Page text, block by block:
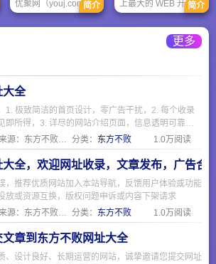
优聚网（youj.com）
是基于知识分享协同
的职场社交平台。我
于社区，帮助初入职
场或期望晋升的职场
还帮助企业构建知识
留存系统及协同系
题，通过相互交换知
助构建学习型组织，
手工作，从而增加运
作效率。
简介
上最大的 WEB 开发者
资源，其中包括全面
的教程、完善的参考
手册以及庞大的代码
库。 W3Cschool 每月
万的页面浏览量。
简介
更多
大全
1. 极致简洁的首页设计，零广告干扰，2. 每个收录
即所得，3. 详尽的网站介绍页面，信息透明可靠，
保收录质量，5. 专注便民服务，覆盖生活全场景
来源：东方不败网址大全 分类： 东方不败 1.0万阅读
全，欢迎网址收录，文章发布，广告合
，推荐优质网站加入本站导航，反馈用户体验或功能
放或资源互换，版权问题申诉或内容下架请求
来源：东方不败网址大全 分类： 东方不败 1.0万阅读
章到东方不败网址大全
、设计良好、长期运营的网站，诚挚邀请您提交网址